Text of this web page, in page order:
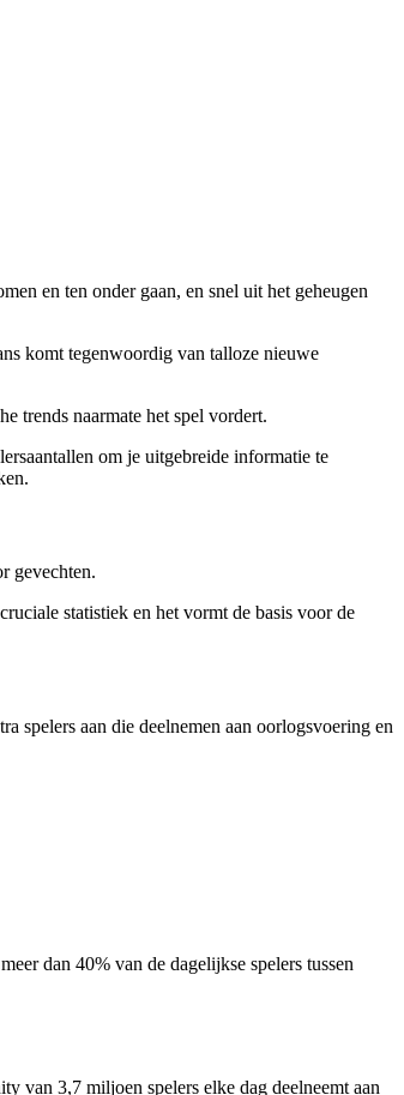
en ten onder gaan, en snel uit het geheugen
komt tegenwoordig van talloze nieuwe
trends naarmate het spel vordert.
om je uitgebreide informatie te
gevechten.
statistiek en het vormt de basis voor de
spelers aan die deelnemen aan oorlogsvoering en
dan 40% van de dagelijkse spelers tussen
van 3,7 miljoen spelers elke dag deelneemt aan